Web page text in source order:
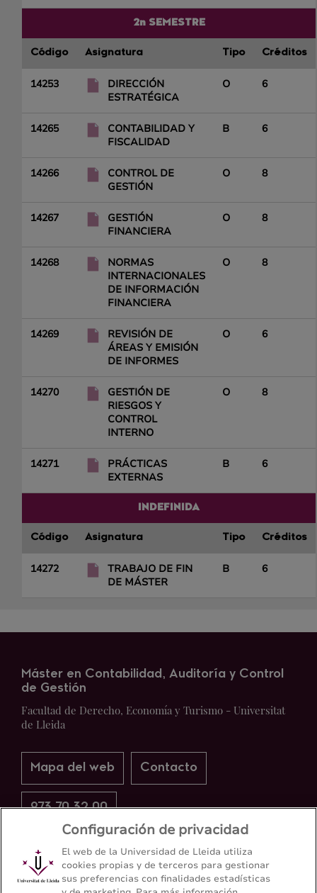
2n SEMESTRE
Código Asignatura Tipo Créditos
14253
DIRECCIÓN
ESTRATÉGICA
O 6
14265
CONTABILIDAD Y
FISCALIDAD
B 6
14266
CONTROL DE
GESTIÓN
O 8
14267
GESTIÓN
FINANCIERA
O 8
14268
NORMAS
INTERNACIONALES
DE INFORMACIÓN
FINANCIERA
O 8
14269
REVISIÓN DE
ÁREAS Y EMISIÓN
DE INFORMES
O 6
14270
GESTIÓN DE
RIESGOS Y
CONTROL
INTERNO
O 8
14271
PRÁCTICAS
EXTERNAS
B 6
INDEFINIDA
Código Asignatura Tipo Créditos
14272
TRABAJO DE FIN
DE MÁSTER
B 6
Máster en Contabilidad, Auditoría y Control
de Gestión
Facultad de Derecho, Economía y Turismo - Universitat
de Lleida
Mapa del web Contacto
973 70 32 00
Configuración de privacidad
El web de la Universidad de Lleida utiliza
cookies propias y de terceros para gestionar
sus preferencias con finalidades estadísticas